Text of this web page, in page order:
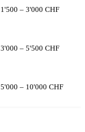
1'500 – 3'000 CHF
3'000 – 5'500 CHF
5'000 – 10'000 CHF